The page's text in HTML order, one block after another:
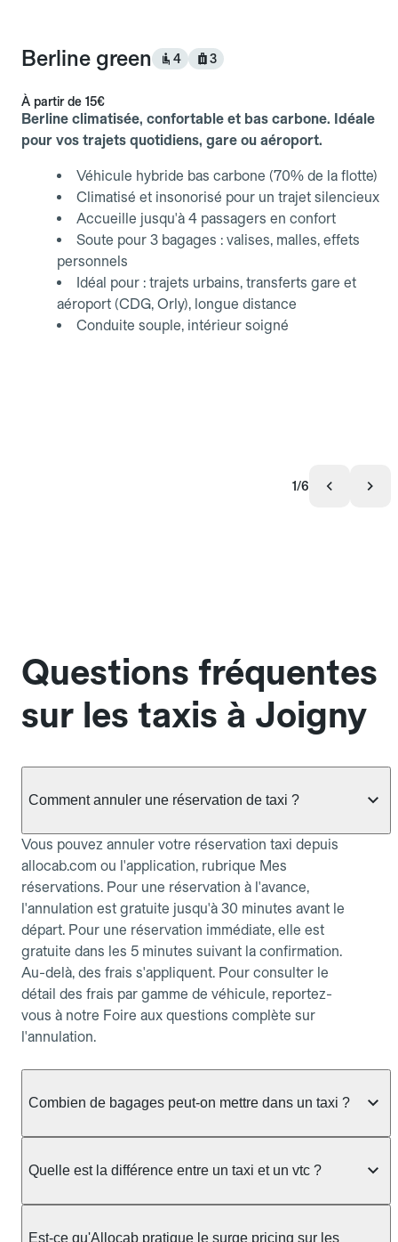
Berline green 4 3
À partir de 15€
Berline climatisée, confortable et bas carbone. Idéale
pour vos trajets quotidiens, gare ou aéroport.
Véhicule hybride bas carbone (70% de la flotte)
Climatisé et insonorisé pour un trajet silencieux
Accueille jusqu'à 4 passagers en confort
Soute pour 3 bagages : valises, malles, effets
personnels
Idéal pour : trajets urbains, transferts gare et
aéroport (CDG, Orly), longue distance
Conduite souple, intérieur soigné
1/6
Questions fréquentes
sur les taxis à Joigny
Comment annuler une réservation de taxi ?
Vous pouvez annuler votre réservation taxi depuis
allocab.com ou l'application, rubrique Mes
réservations. Pour une réservation à l'avance,
l'annulation est gratuite jusqu'à 30 minutes avant le
départ. Pour une réservation immédiate, elle est
gratuite dans les 5 minutes suivant la confirmation.
Au-delà, des frais s'appliquent. Pour consulter le
détail des frais par gamme de véhicule, reportez-
vous à notre Foire aux questions complète sur
l'annulation.
Combien de bagages peut-on mettre dans un taxi ?
taxi berline accueille en général jusqu'à 3 bagages
ou nombreux, précisez-le dans le champ "Message
au chauffeur" lors de la réservation. Le prix n'est
Quelle est la différence entre un taxi et un vtc ?
prendre en charge directement dans la rue, à une
Est-ce qu'Allocab pratique le surge pricing sur les